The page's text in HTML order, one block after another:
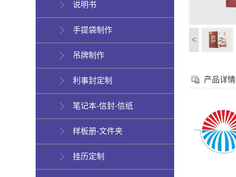
<
产品详情
说明书
手提袋制作
吊牌制作
利事封定制
笔记本-信封-信纸
样板册-文件夹
挂历定制